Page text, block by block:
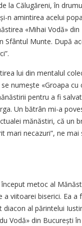
la Călugăreni, în
n amintirea acelui
«Mihai Vodă»
Sfântul Munte. După
lui din mentalul
nu­mește «Groapa cu
pentru a fi
Un bătrân mi-a
mănăstiri, că un
mari necazuri”, ne
metoc al
viitoarei biserici. Ea
al părintelui
Vodă» din București